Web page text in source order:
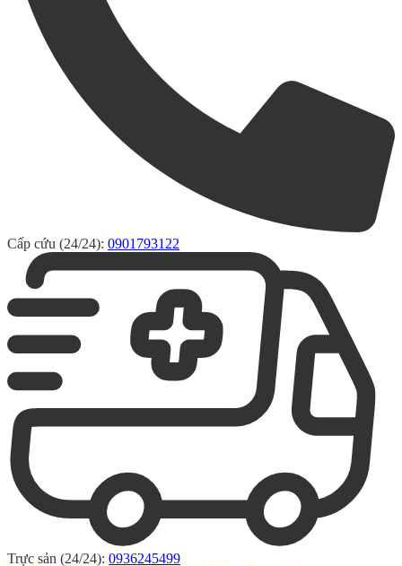
Cấp cứu (24/24): 0901793122
Trực sản (24/24): 0936245499